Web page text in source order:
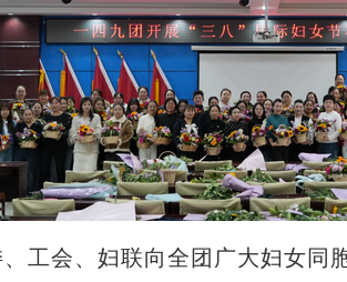
会、妇联向全团广大妇女同